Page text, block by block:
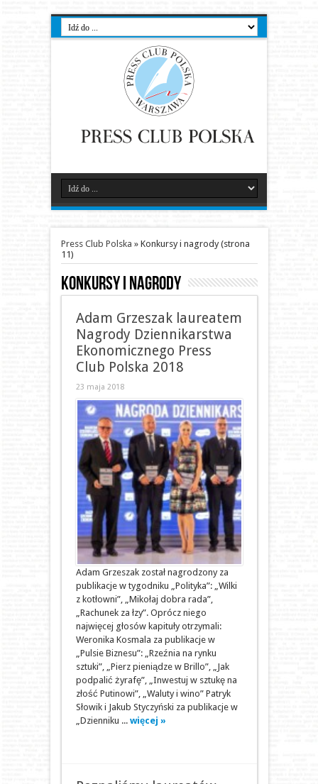
Press Club Polska » Konkursy i nagrody(strona
11)
Konkursy i nagrody
Adam Grzeszak laureatem
Nagrody Dziennikarstwa
Ekonomicznego Press
Club Polska 2018
23 maja 2018
Adam Grzeszak został nagrodzony za
publikacje w tygodniku „Polityka”: „Wilki
z kotłowni”, „Mikołaj dobra rada”,
„Rachunek za łzy”. Oprócz niego
najwięcej głosów kapituły otrzymali:
Weronika Kosmala za publikacje w
„Pulsie Biznesu”: „Rzeźnia na rynku
sztuki”, „Pierz pieniądze w Brillo”, „Jak
podpalić żyrafę”, „Inwestuj w sztukę na
złość Putinowi”, „Waluty i wino” Patryk
Słowik i Jakub Styczyński za publikacje w
„Dzienniku ... więcej »